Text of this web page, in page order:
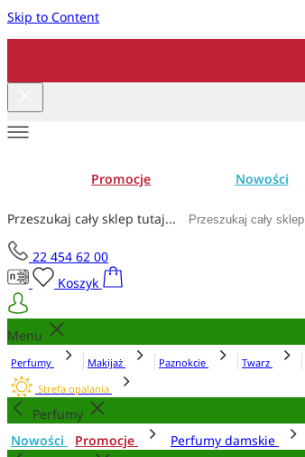
Skip to Content
Promocje Nowości
Przeszukaj cały sklep tutaj...
22 454 62 00
Koszyk
Menu
Perfumy Makijaż Paznokcie Twarz
Strefa opalania
Perfumy
Nowości
Promocje Perfumy damskie